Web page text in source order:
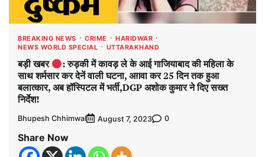
BREAKING NEWS CRIME
HARIDWAR
NEWS WORLD SPECIAL
UTTARAKHAND
बड़ी खबर
: रुड़की में कावड़ ले के आई गाजियाबाद की महिला के
साथ शर्मसार कर देनें वाली घटना, अग़वा कर 25 दिन तक हुआ
बलात्कार, अब हॉस्पिटल में भर्ती,DGP अशोक कुमार ने दिए सख्त
निर्देश!
Bhupesh Chhimwal August 7, 2023 0
Share Now